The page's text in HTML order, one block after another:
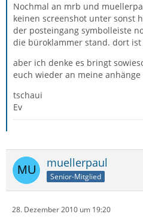
Nochmal an mrb und
keinen screenshot unter sonst
der posteingang symbolleiste
die büroklammer stand. dort
aber ich denke es bringt
euch wieder an meine anhänge
tschaui
Ev
muellerpaul
Senior-Mitglied
28. Dezember 2010 um 19:20